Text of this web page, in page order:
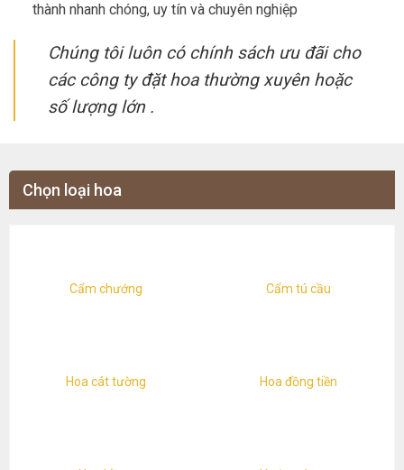
thành nhanh chóng, uy tín và chuyên nghiệp
Chúng tôi luôn có chính sách ưu đãi cho
các công ty đặt hoa thường xuyên hoặc
số lượng lớn .
Chọn loại hoa
Cẩm chướng Cẩm tú cầu
Hoa cát tường Hoa đồng tiền